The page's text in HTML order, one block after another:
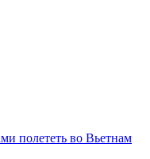
полететь во Вьетнам